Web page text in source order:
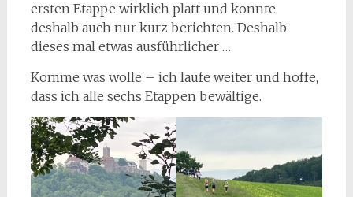
ersten Etappe wirklich platt und konnte
deshalb auch nur kurz berichten. Deshalb
dieses mal etwas ausführlicher …
Komme was wolle – ich laufe weiter und hoffe,
dass ich alle sechs Etappen bewältige.